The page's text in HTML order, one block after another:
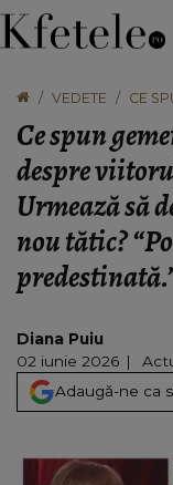
VEDETE
CE
SĂ
Ce spun
despre
Urmează să
nou tătic?
Diana Puiu
02 iunie 2026
Adaugă-ne ca